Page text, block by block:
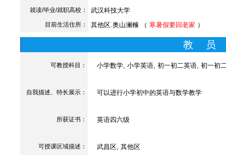
就读/毕业/就职高校： 武汉科技大学
目前生活住所： 其他区.奥山澜橼 （ 寒暑假要回老家 ）
教 员
可教授科目： 小学数学, 小学英语, 初一初二英语, 初一初
自我描述、特长展示 ： 可以进行小学初中的英语与数学教学
所获证书 ： 英语四六级
可授课区域描述： 武昌区, 其他区